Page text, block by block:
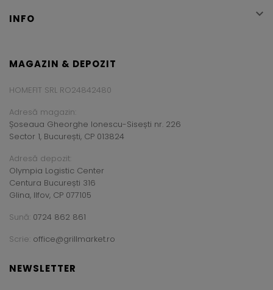
INFO 
MAGAZIN & DEPOZIT
HOMEFIT SRL RO24842480
Adresă magazin:
Șoseaua Gheorghe Ionescu-Sisești nr. 226
Sector 1, București, CP 013824
Adresă depozit:
Olympia Logistic Center
Centura București 316
Glina, Ilfov, CP 077105
Sună: 0724 862 861
Scrie: office@grillmarket.ro
NEWSLETTER